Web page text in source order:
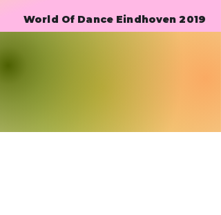
World Of Dance Eindhoven 2019